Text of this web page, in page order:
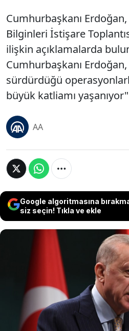
Cumhurbaşkanı
Bilginleri İstişare
ilişkin açıklamalarda
Cumhurbaşkanı
sürdürdüğü
büyük katliamı
AA
Google algoritmasına
siz seçin! Tıkla ve ekle
Cumhurbaşkanı
Bilginleri İstişare
açıklamalarda
Erdoğan, İsrail'in
operasyonlarla ilgili
yaşanıyor" ifadesini